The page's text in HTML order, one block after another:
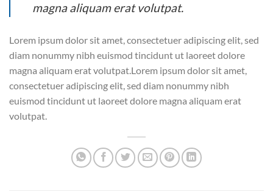
magna aliquam erat volutpat.
Lorem ipsum dolor sit amet, consectetuer adipiscing elit, sed
diam nonummy nibh euismod tincidunt ut laoreet dolore
magna aliquam erat volutpat.Lorem ipsum dolor sit amet,
consectetuer adipiscing elit, sed diam nonummy nibh
euismod tincidunt ut laoreet dolore magna aliquam erat
volutpat.